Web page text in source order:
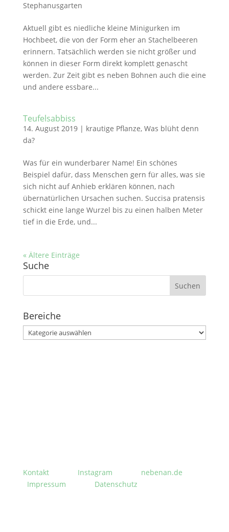
Stephanusgarten
Aktuell gibt es niedliche kleine Minigurken im
Hochbeet, die von der Form eher an Stachelbeeren
erinnern. Tatsächlich werden sie nicht größer und
können in dieser Form direkt komplett genascht
werden. Zur Zeit gibt es neben Bohnen auch die eine
und andere essbare...
Teufelsabbiss
14. August 2019| krautige Pflanze, Was blüht denn
da?
Was für ein wunderbarer Name! Ein schönes
Beispiel dafür, dass Menschen gern für alles, was sie
sich nicht auf Anhieb erklären können, nach
übernatürlichen Ursachen suchen. Succisa pratensis
schickt eine lange Wurzel bis zu einen halben Meter
tief in die Erde, und...
« Ältere Einträge
Suche
Suchen
Bereiche
Bereiche
Kontakt Instagram
nebenan.de
Impressum
Datenschutz